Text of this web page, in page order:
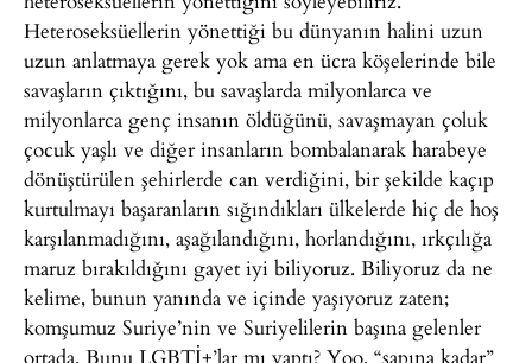
Heteroseksüellerin yönettiği bu dünyanın halini uzun
uzun anlatmaya gerek yok ama en ücra köşelerinde bile
savaşların çıktığını, bu savaşlarda milyonlarca ve
milyonlarca genç insanın öldüğünü, savaşmayan çoluk
çocuk yaşlı ve diğer insanların bombalanarak harabeye
dönüştürülen şehirlerde can verdiğini, bir şekilde kaçıp
kurtulmayı başaranların sığındıkları ülkelerde hiç de hoş
karşılanmadığını, aşağılandığını, horlandığını, ırkçılığa
maruz bırakıldığını gayet iyi biliyoruz. Biliyoruz da ne
kelime, bunun yanında ve içinde yaşıyoruz zaten;
komşumuz Suriye’nin ve Suriyelilerin başına gelenler
ortada. Bunu LGBTİ+’lar mı yaptı? Yoo, “sapına kadar”